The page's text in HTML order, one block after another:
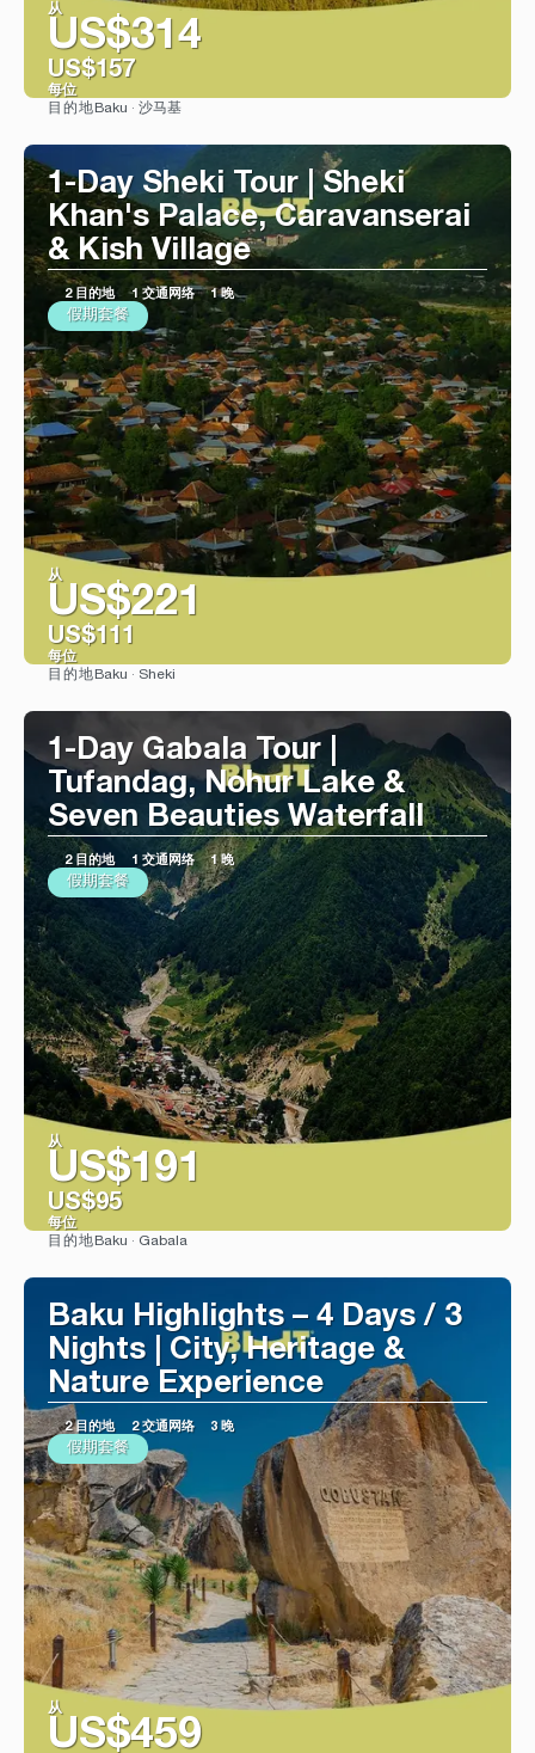
从
US$314
US$157
每位
目的地 Baku · 沙马基
1-Day Sheki Tour | Sheki
Khan's Palace, Caravanserai
& Kish Village
2 目的地 1 交通网络 1 晚
假期套餐
从
US$221
US$111
每位
目的地 Baku · Sheki
1-Day Gabala Tour |
Tufandag, Nohur Lake &
Seven Beauties Waterfall
2 目的地 1 交通网络 1 晚
假期套餐
从
US$191
US$95
每位
目的地 Baku · Gabala
Baku Highlights – 4 Days / 3
Nights | City, Heritage &
Nature Experience
2 目的地 2 交通网络 3 晚
假期套餐
从
US$459